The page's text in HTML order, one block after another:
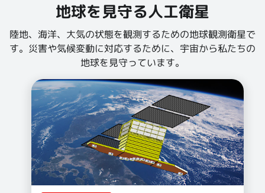
地球を見守る人工衛星
陸地、海洋、大気の状態を観測するための地球観測衛星で
す。災害や気候変動に対応するために、宇宙から私たちの
地球を見守っています。